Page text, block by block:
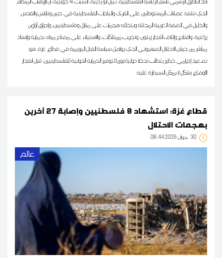
الذي تشنه عصابات المستوطنين على القرى والبلدات الفلسطينية في جنين ونابلس والقدس
والخليل في الضفة الغربية المحتلة ويتخلله هجمات على منازل وفلسطينيين، وإحراق أراضٍ
زراعية، واقتلاع وإتلاف أشجار زيتون، وتخريب ممتلكات، والاستيلاء على مصادر مياه، بحماية وإسناد
مباشر من جيش الاحتلال الصهيوني الذي يواصل سياسة القتل اليومية في قطاع غزة، هو
تصعيد إجرامي خطير يتطلب تدخلا دوليا فوريا لتوفير الحماية الدولية للفلسطينيين، قبل انفجار
الأوضاع بشكل لا يمكن السيطرة عليه
قطاع غزة: استشهاد 8 فلسطنيين وإصابة 27 آخرين
بهجمات الاحتلال
30 08:44 2026 جوان
عالم